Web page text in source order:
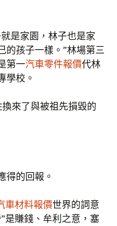
是家園，林子也是家
的孩子一樣。”林場第三
第一汽車零件報價代林
學校。
來了與被祖先損毀的
得的回報。
車材料報價世界的詞意
是賺錢、牟利之意，塞